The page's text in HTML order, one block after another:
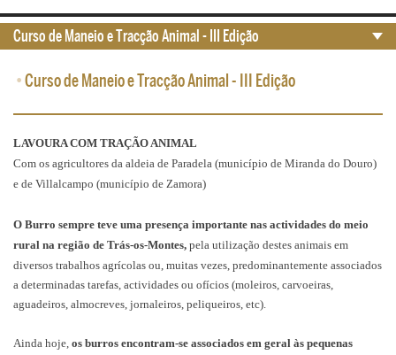
•Curso de Maneio e Tracção Animal - III Edição
LAVOURA COM TRAÇÃO ANIMAL
Com os agricultores da aldeia de Paradela (município de Miranda do Douro)
e de Villalcampo (município de Zamora)
O Burro sempre teve uma presença importante nas actividades do meio
rural na região de Trás-os-Montes, pela utilização destes animais em
diversos trabalhos agrícolas ou, muitas vezes, predominantemente associados
a determinadas tarefas, actividades ou ofícios (moleiros, carvoeiras,
aguadeiros, almocreves, jornaleiros, peliqueiros, etc).
Ainda hoje, os burros encontram-se associados em geral às pequenas
Curso de Maneio e Tracção Animal - III Edição